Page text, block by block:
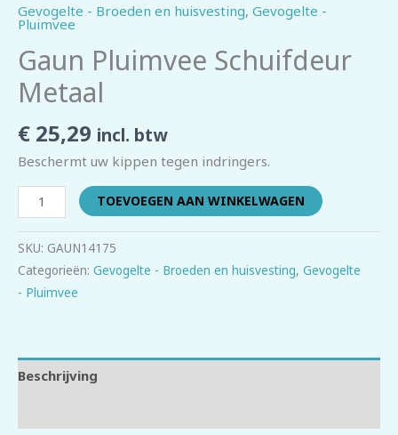
Gevogelte - Broeden en huisvesting, Gevogelte -
Pluimvee
Gaun Pluimvee Schuifdeur
Metaal
€ 25,29 incl. btw
Beschermt uw kippen tegen indringers.
TOEVOEGEN AAN WINKELWAGEN
SKU: GAUN14175
Categorieën: Gevogelte - Broeden en huisvesting, Gevogelte
- Pluimvee
Beschrijving